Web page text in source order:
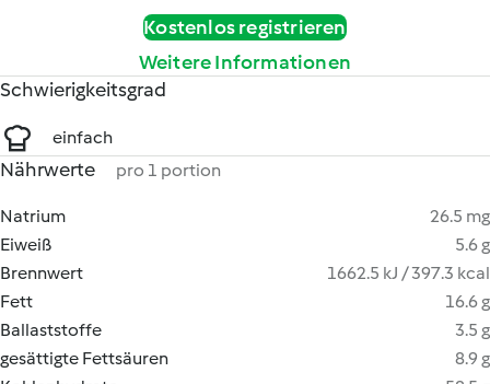
Kostenlos registrieren
Weitere Informationen
Schwierigkeitsgrad
einfach
Nährwerte pro 1 portion
Natrium
26.5 mg
Eiweiß
5.6 g
Brennwert
1662.5 kJ / 397.3 kcal
Fett
16.6 g
Ballaststoffe
3.5 g
gesättigte Fettsäuren
8.9 g